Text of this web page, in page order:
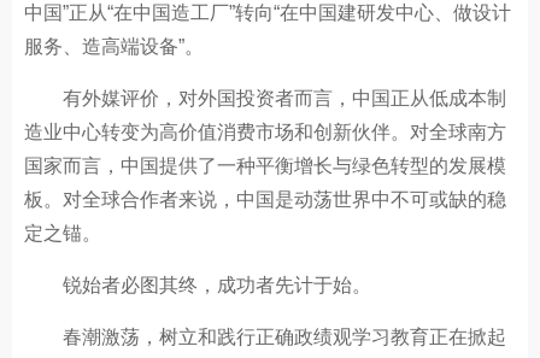
中国”正从“在中国造工厂”转向“在中国建研发中心、做设计
服务、造高端设备”。
有外媒评价，对外国投资者而言，中国正从低成本制
造业中心转变为高价值消费市场和创新伙伴。对全球南方
国家而言，中国提供了一种平衡增长与绿色转型的发展模
板。对全球合作者来说，中国是动荡世界中不可或缺的稳
定之锚。
锐始者必图其终，成功者先计于始。
春潮激荡，树立和践行正确政绩观学习教育正在掀起